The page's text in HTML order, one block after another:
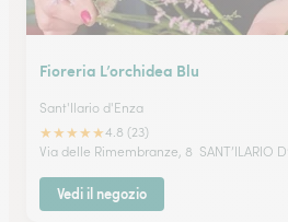
Fioreria L’orchidea Blu
Sant'Ilario d'Enza
★★★★★4.8 (23)
Via delle Rimembranze, 8 SANT’ILARIO
Vedi il negozio